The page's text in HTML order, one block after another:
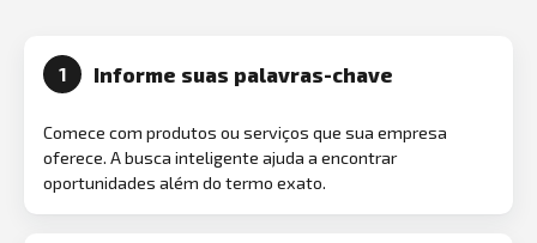
1 Informe suas palavras-chave
Comece com produtos ou serviços que sua empresa
oferece. A busca inteligente ajuda a encontrar
oportunidades além do termo exato.